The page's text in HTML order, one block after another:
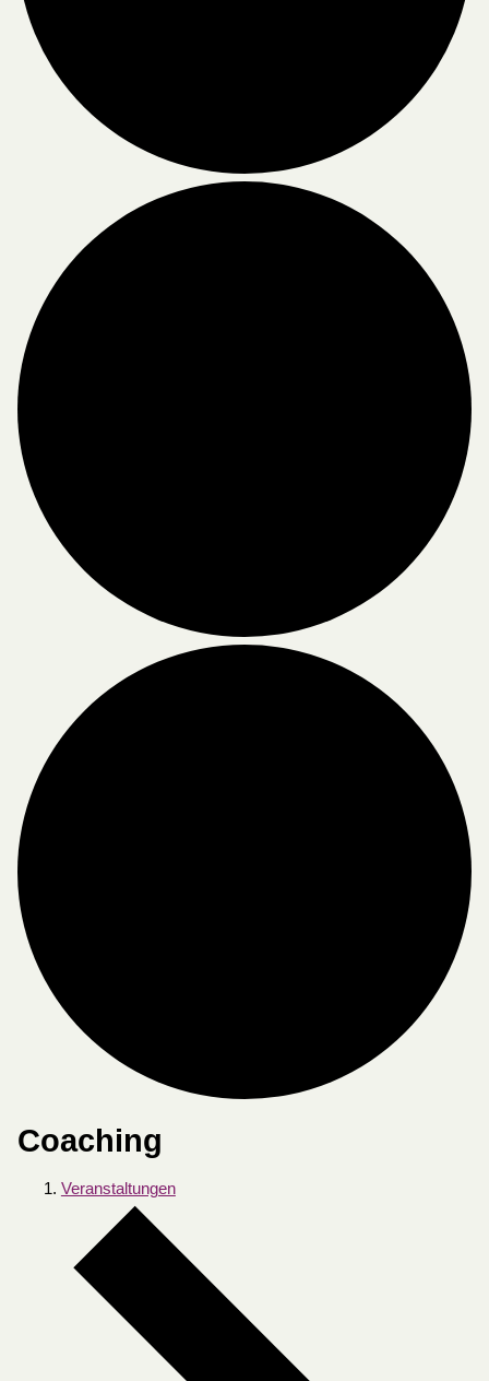
Coaching
Veranstaltungen